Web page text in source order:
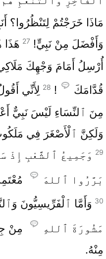
مَاذَا خَرَجْتُمْ لِتَنْظُرُوا؟
وَأَفْضَلَ مِنْ نَبِيٍّ! 27 هَذَا
أُرْسِلُ أَمَامَ وَجْهِكَ
قُدَّامَكَ
!
28 لِأَنِّي
مِنَ ٱلنِّسَاءِ لَيْسَ نَبِيٌّ
وَلَكِنَّ ٱلْأَصْغَرَ فِي
29 وَجَمِيعُ ٱلشَّعْبِ إِذْ
بَرَّرُوا ٱللهَ
30 وَأَمَّا ٱلْفَرِّيسِيُّونَ
مَشُورَةَ ٱللهِ
مِنْ
مِنْهُ.